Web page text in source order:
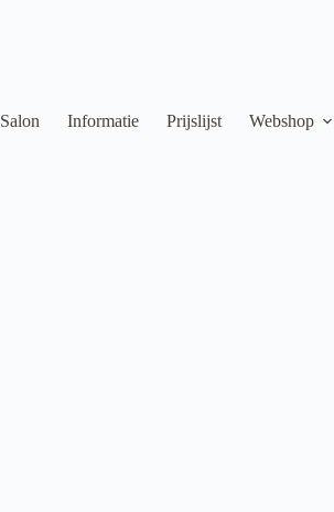
Salon Informatie Prijslijst Webshop